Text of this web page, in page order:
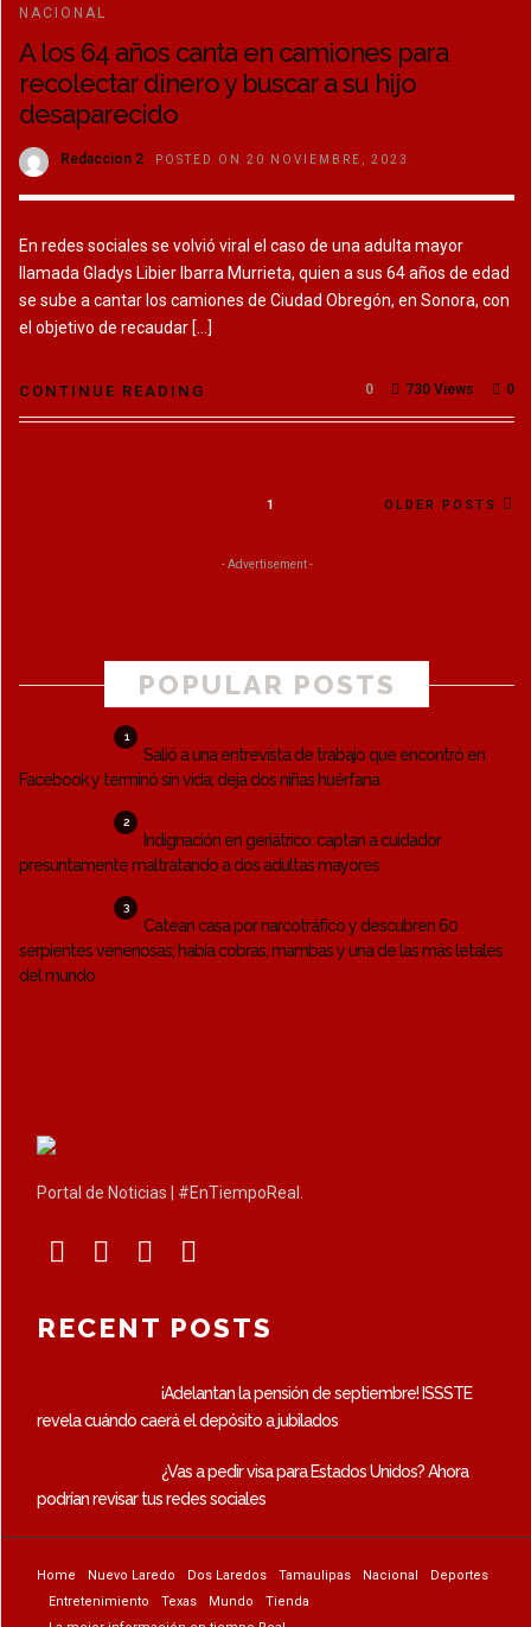
NACIONAL
A los 64 años canta en camiones para
recolectar dinero y buscar a su hijo
desaparecido
Redaccion 2 POSTED ON 20 NOVIEMBRE, 2023
En redes sociales se volvió viral el caso de una adulta mayor
llamada Gladys Libier Ibarra Murrieta, quien a sus 64 años de edad
se sube a cantar los camiones de Ciudad Obregón, en Sonora, con
el objetivo de recaudar […]
CONTINUE READING 0
730 Views
0
1 OLDER POSTS
- Advertisement -
POPULAR POSTS
1
Salió a una entrevista de trabajo que encontró en
Facebook y terminó sin vida; deja dos niñas huérfana
2
Indignación en geriátrico: captan a cuidador
presuntamente maltratando a dos adultas mayores
3
Catean casa por narcotráfico y descubren 60
serpientes venenosas; había cobras, mambas y una de las más letales
del mundo
Portal de Noticias | #EnTiempoReal.
RECENT POSTS
¡Adelantan la pensión de septiembre! ISSSTE
revela cuándo caerá el depósito a jubilados
¿Vas a pedir visa para Estados Unidos? Ahora
podrían revisar tus redes sociales
Home Nuevo Laredo Dos Laredos Tamaulipas Nacional
Deportes
Entretenimiento
Texas Mundo
Tienda